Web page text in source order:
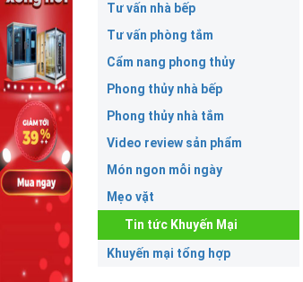
Tư vấn nhà bếp
Tư vấn phòng tắm
Cẩm nang phong thủy
Phong thủy nhà bếp
Phong thủy nhà tắm
Video review sản phẩm
Món ngon mỗi ngày
Mẹo vặt
Tin tức Khuyến Mại
Khuyến mại tổng hợp